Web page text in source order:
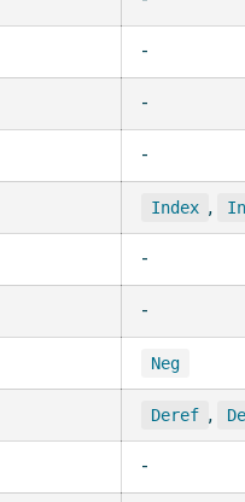
-
-
-
Index ,
-
-
Neg
Deref ,
-